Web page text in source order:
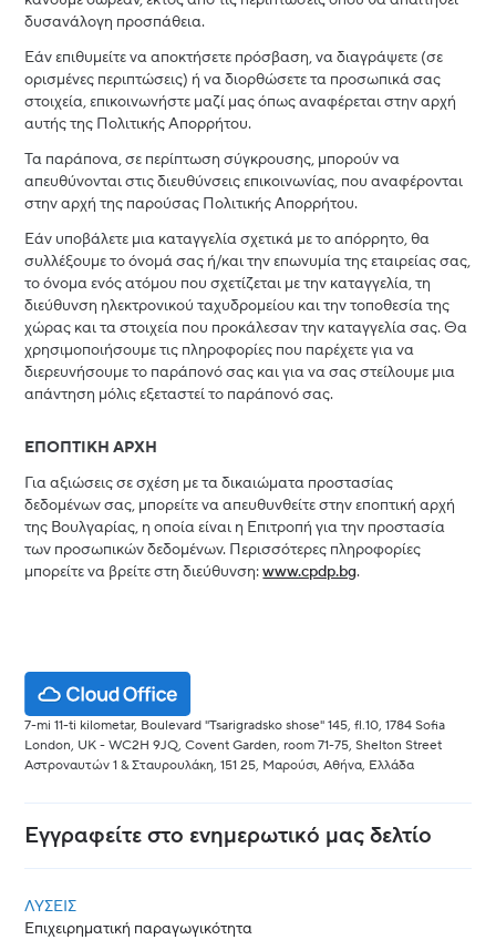
δυσανάλογη προσπάθεια.
Εάν επιθυμείτε να αποκτήσετε πρόσβαση, να διαγράψετε (σε
ορισμένες περιπτώσεις) ή να διορθώσετε τα προσωπικά σας
στοιχεία, επικοινωνήστε μαζί μας όπως αναφέρεται στην αρχή
αυτής της Πολιτικής Απορρήτου.
Τα παράπονα, σε περίπτωση σύγκρουσης, μπορούν να
απευθύνονται στις διευθύνσεις επικοινωνίας, που αναφέρονται
στην αρχή της παρούσας Πολιτικής Απορρήτου.
Εάν υποβάλετε μια καταγγελία σχετικά με το απόρρητο, θα
συλλέξουμε το όνομά σας ή/και την επωνυμία της εταιρείας σας,
το όνομα ενός ατόμου που σχετίζεται με την καταγγελία, τη
διεύθυνση ηλεκτρονικού ταχυδρομείου και την τοποθεσία της
χώρας και τα στοιχεία που προκάλεσαν την καταγγελία σας. Θα
χρησιμοποιήσουμε τις πληροφορίες που παρέχετε για να
διερευνήσουμε το παράπονό σας και για να σας στείλουμε μια
απάντηση μόλις εξεταστεί το παράπονό σας.
ΕΠΟΠΤΙΚΗ ΑΡΧΗ
Για αξιώσεις σε σχέση με τα δικαιώματα προστασίας
δεδομένων σας, μπορείτε να απευθυνθείτε στην εποπτική αρχή
της Βουλγαρίας, η οποία είναι η Επιτροπή για την προστασία
των προσωπικών δεδομένων. Περισσότερες πληροφορίες
μπορείτε να βρείτε στη διεύθυνση:www.cpdp.bg.
7-mi 11-ti kilometar, Boulevard "Tsarigradsko shose" 145, fl.10, 1784 Sofia
London, UK - WC2H 9JQ, Covent Garden, room 71-75, Shelton Street
Αστροναυτών 1 & Σταυρουλάκη, 151 25, Μαρούσι, Αθήνα, Ελλάδα
Εγγραφείτε στο ενημερωτικό μας δελτίο
ΛΎΣΕΙΣ
Επιχειρηματική παραγωγικότητα